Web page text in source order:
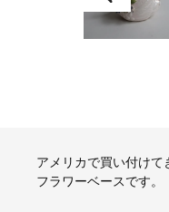
アメリカで買い付け
フラワーベースです。